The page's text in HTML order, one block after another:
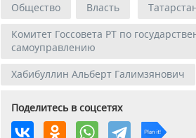
Общество Власть
Комитет Госсовета РТ по
самоуправлению
Хабибуллин Альберт Галимзянович
Поделитесь в соцсетях